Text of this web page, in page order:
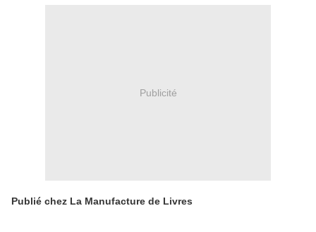
Publicité
Publié chez La Manufacture de Livres